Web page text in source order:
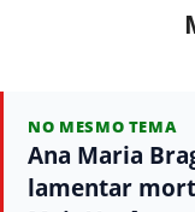
NO MESMO TEMA
Ana Maria
lamentar